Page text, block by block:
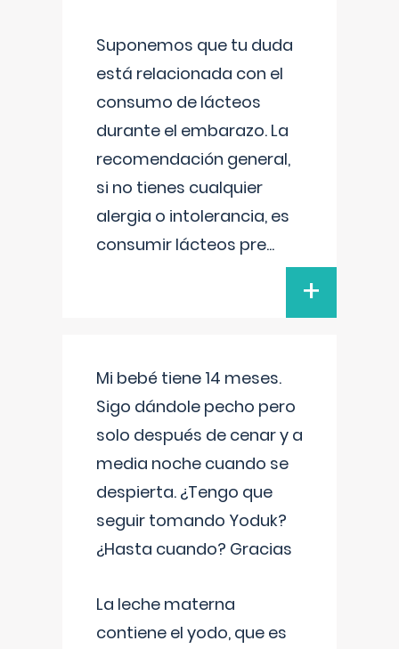
Suponemos que tu duda
está relacionada con el
consumo de lácteos
durante el embarazo. La
recomendación general,
si no tienes cualquier
alergia o intolerancia, es
consumir lácteos pre...
+
Mi bebé tiene 14 meses.
Sigo dándole pecho pero
solo después de cenar y a
media noche cuando se
despierta. ¿Tengo que
seguir tomando Yoduk?
¿Hasta cuando? Gracias
La leche materna
contiene el yodo, que es